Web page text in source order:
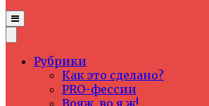
Рубрики
Как это сделано?
PRO-фессии
Вояж, во я ж!